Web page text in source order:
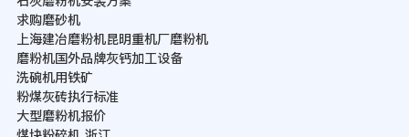
求购磨砂机
上海建冶磨粉机昆明重机厂磨粉机
磨粉机国外品牌灰钙加工设备
洗碗机用铁矿
粉煤灰砖执行标准
大型磨粉机报价